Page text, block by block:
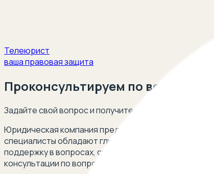
Телеюрист
ваша правовая защита
Проконсультируем по вопросам
Задайте свой вопрос и получите ответ опытного
Юридическая компания предлагает
специалисты обладают глубокими знаниями в
поддержку в вопросах, связанных с актами
консультации по вопросам, связанным с